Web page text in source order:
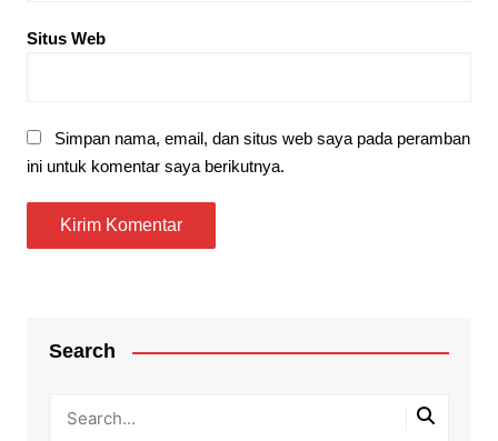
Situs Web
Simpan nama, email, dan situs web saya pada peramban
ini untuk komentar saya berikutnya.
Search